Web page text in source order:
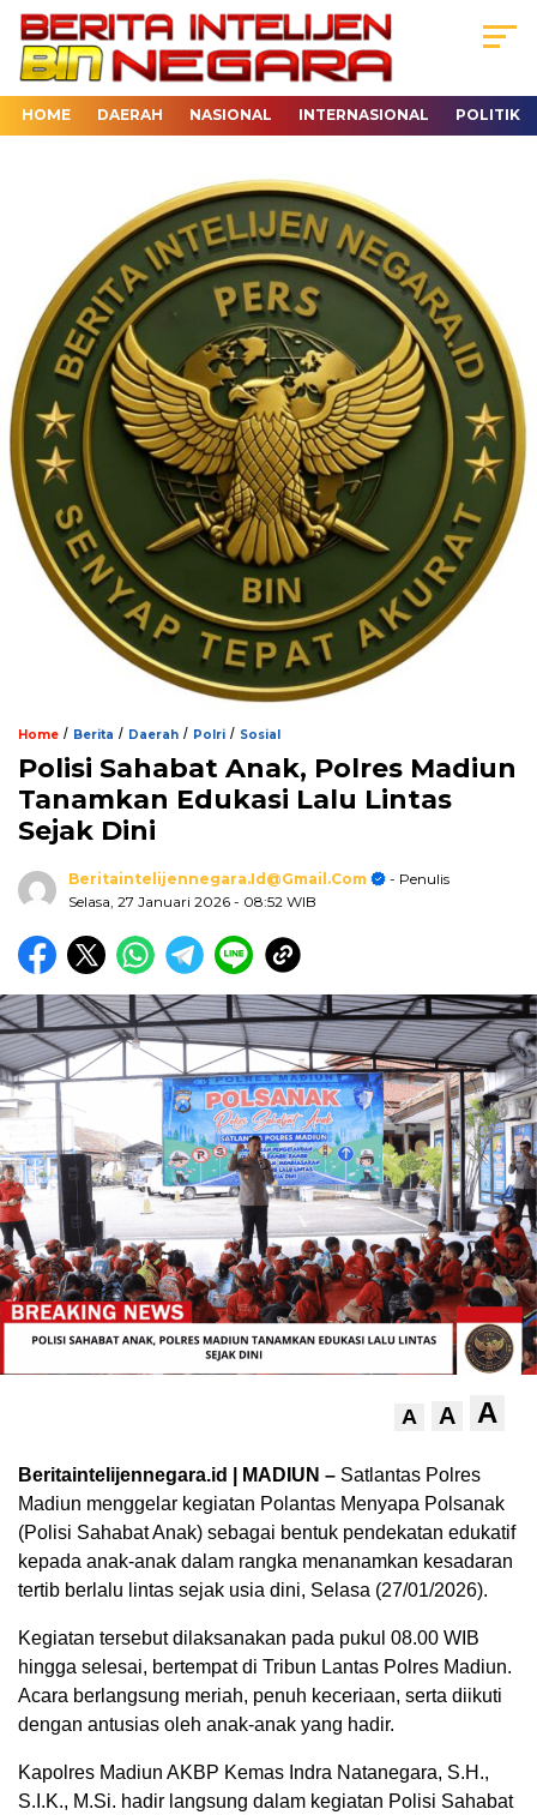
HOME DAERAH NASIONAL INTERNASIONAL POLITIK
Home / Berita / Daerah / Polri / Sosial
Polisi Sahabat Anak, Polres Madiun
Tanamkan Edukasi Lalu Lintas
Sejak Dini
Beritaintelijennegara.id@gmail.com
- Penulis
Selasa, 27 Januari 2026 - 08:52 WIB
A A A
Beritaintelijennegara.id | MADIUN – Satlantas Polres
Madiun menggelar kegiatan Polantas Menyapa Polsanak
(Polisi Sahabat Anak) sebagai bentuk pendekatan edukatif
kepada anak-anak dalam rangka menanamkan kesadaran
tertib berlalu lintas sejak usia dini, Selasa (27/01/2026).
Kegiatan tersebut dilaksanakan pada pukul 08.00 WIB
hingga selesai, bertempat di Tribun Lantas Polres Madiun.
Acara berlangsung meriah, penuh keceriaan, serta diikuti
dengan antusias oleh anak-anak yang hadir.
Kapolres Madiun AKBP Kemas Indra Natanegara, S.H.,
S.I.K., M.Si. hadir langsung dalam kegiatan Polisi Sahabat